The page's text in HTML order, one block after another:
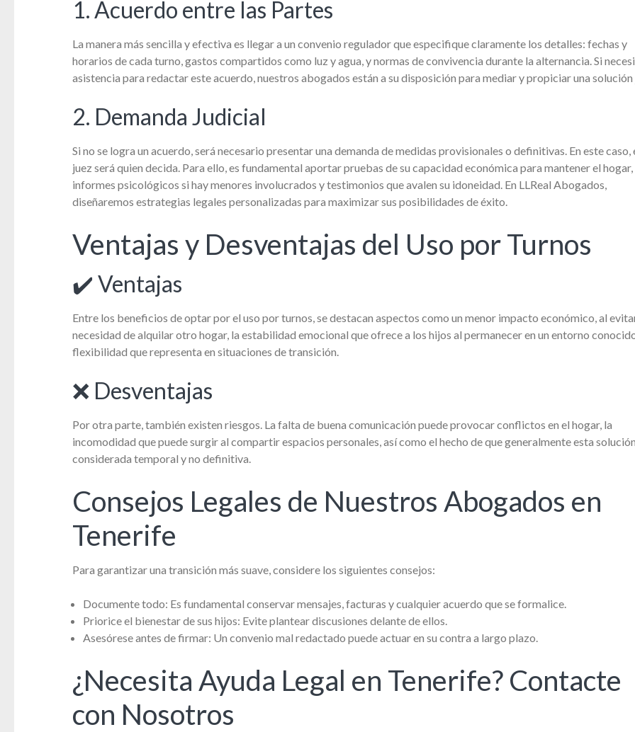
1. Acuerdo entre las Partes
La manera más sencilla y efectiva es llegar a un convenio regulador que especifique claramente los detalles: fechas y
horarios de cada turno, gastos compartidos como luz y agua, y normas de convivencia durante la alternancia. Si
asistencia para redactar este acuerdo, nuestros abogados están a su disposición para mediar y propiciar una solución
2. Demanda Judicial
Si no se logra un acuerdo, será necesario presentar una demanda de medidas provisionales o definitivas. En este caso,
juez será quien decida. Para ello, es fundamental aportar pruebas de su capacidad económica para mantener el hogar,
informes psicológicos si hay menores involucrados y testimonios que avalen su idoneidad. En LLReal Abogados,
diseñaremos estrategias legales personalizadas para maximizar sus posibilidades de éxito.
Ventajas y Desventajas del Uso por Turnos
✔️ Ventajas
Entre los beneficios de optar por el uso por turnos, se destacan aspectos como un menor impacto económico, al
necesidad de alquilar otro hogar, la estabilidad emocional que ofrece a los hijos al permanecer en un entorno
flexibilidad que representa en situaciones de transición.
❌ Desventajas
Por otra parte, también existen riesgos. La falta de buena comunicación puede provocar conflictos en el hogar, la
incomodidad que puede surgir al compartir espacios personales, así como el hecho de que generalmente esta
considerada temporal y no definitiva.
Consejos Legales de Nuestros Abogados en
Tenerife
Para garantizar una transición más suave, considere los siguientes consejos:
Documente todo: Es fundamental conservar mensajes, facturas y cualquier acuerdo que se formalice.
Priorice el bienestar de sus hijos: Evite plantear discusiones delante de ellos.
Asesórese antes de firmar: Un convenio mal redactado puede actuar en su contra a largo plazo.
¿Necesita Ayuda Legal en Tenerife? Contacte
con Nosotros